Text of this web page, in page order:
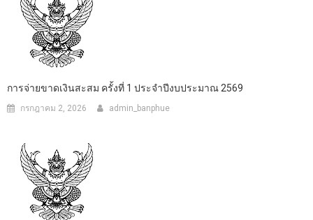
การจ่ายขาดเงินสะสม ครั้งที่ 1 ประจำปีงบประมาณ 2569
กรกฎาคม 2, 2026 admin_banphue